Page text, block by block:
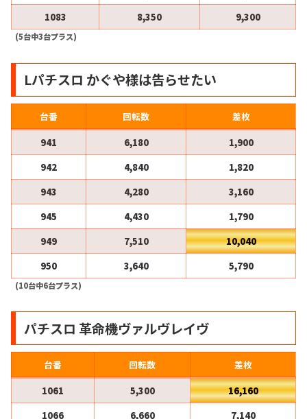
1083
8,350 9,300
(5台中3台プラス)
Lパチスロ かぐや様は告らせたい
台番 回転数
差枚
941
6,180
1,900
942
4,840
1,820
943
4,280
3,160
945
4,430
1,790
949
7,510
10,040
950
3,640 5,790
(10台中6台プラス)
パチスロ 革命機ヴァルヴレイヴ
台番 回転数
差枚
1061
5,300
16,160
1066
6,660 7,140